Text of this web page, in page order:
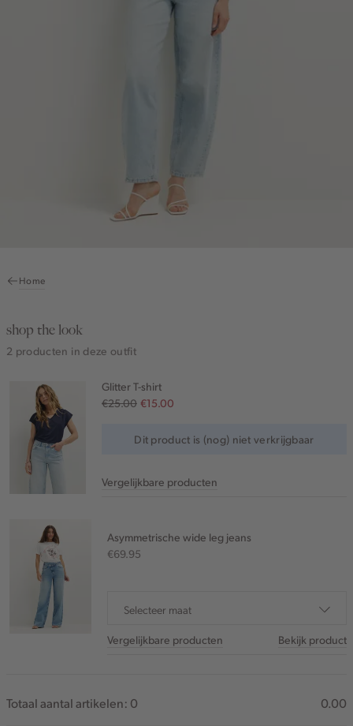
Home
shop the look
2 producten in deze outfit
Glitter T-shirt
€25.00 €15.00
Dit product is (nog) niet verkrijgbaar
Vergelijkbare producten
Asymmetrische wide leg jeans
€69.95
Selecteer maat
Vergelijkbare producten Bekijk product
Totaal aantal artikelen: 0 0.00